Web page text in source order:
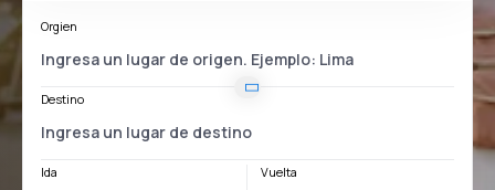
Orgien
Destino
Ida Vuelta